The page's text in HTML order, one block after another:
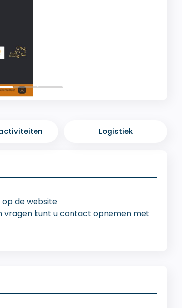
Logistiek
op de website
vragen kunt u contact opnemen met